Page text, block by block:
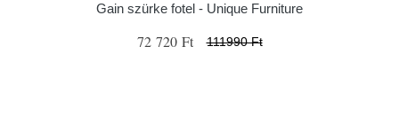
Gain szürke fotel - Unique Furniture
72 720 Ft 111990 Ft